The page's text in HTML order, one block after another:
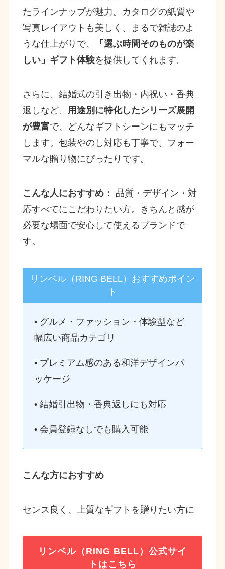
たラインナップが魅力。カタログの紙質や
写真レイアウトも美しく、まるで雑誌のよ
うな仕上がりで、
「選ぶ時間そのものが楽
しい」ギフト体験を提供してくれます。
さらに、結婚式の引き出物・内祝い・香典
返しなど、 用途別に特化したシリーズ展開
が豊富で、どんなギフトシーンにもマッチ
します。包装やのし対応も丁寧で、フォー
マルな贈り物にぴったりです。
こんな人におすすめ：
品質・デザイン・対
応すべてにこだわりたい方。きちんと感が
必要な場面で安心して使えるブランドで
す。
リンベル（RING BELL）おすすめポイン
ト
• グルメ・ファッション・体験型など
幅広い商品カテゴリ
• プレミアム感のある和洋デザインパ
ッケージ
• 結婚引出物・香典返しにも対応
• 会員登録なしでも購入可能
こんな方におすすめ
センス良く、上質なギフトを贈りたい方に
リンベル（RING BELL）公式サイ
トはこちら